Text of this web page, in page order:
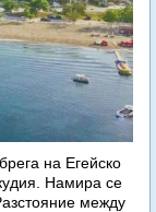
на Егейско
Намира се
между